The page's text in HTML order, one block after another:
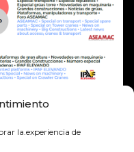
la.experiencia de